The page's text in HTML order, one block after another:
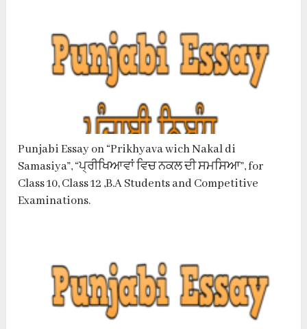
Punjabi Essay on “Prikhyava wich Nakal di
Samasiya”, “ਪ੍ਰੀਖਿਆਵਾਂ ਵਿਚ ਨਕਲ ਦੀ ਸਮਸਿਆ”, for
Class 10, Class 12 ,B.A Students and Competitive
Examinations.